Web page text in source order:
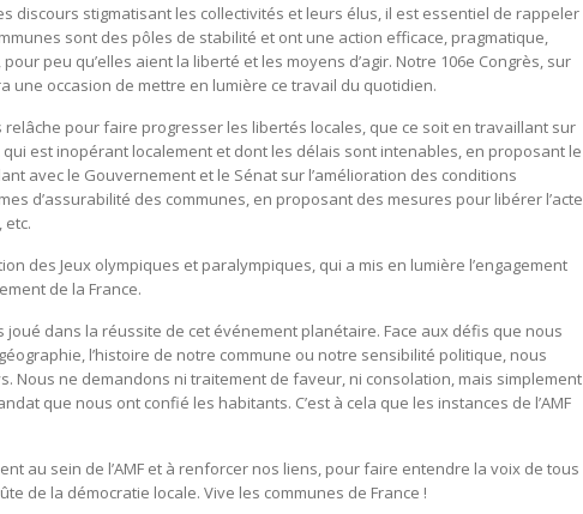
discours stigmatisant les collectivités et leurs élus, il est essentiel de rappeler
sont des pôles de stabilité et ont une action efficace, pragmatique,
peu qu’elles aient la liberté et les moyens d’agir. Notre 106e Congrès, sur
une occasion de mettre en lumière ce travail du quotidien.
relâche pour faire progresser les libertés locales, que ce soit en travaillant sur
est inopérant localement et dont les délais sont intenables, en proposant le
avec le Gouvernement et le Sénat sur l’amélioration des conditions
d’assurabilité des communes, en proposant des mesures pour libérer l’acte
des Jeux olympiques et paralympiques, qui a mis en lumière l’engagement
de la France.
dans la réussite de cet événement planétaire. Face aux défis que nous
l’histoire de notre commune ou notre sensibilité politique, nous
Nous ne demandons ni traitement de faveur, ni consolation, mais simplement
que nous ont confié les habitants. C’est à cela que les instances de l’AMF
au sein de l’AMF et à renforcer nos liens, pour faire entendre la voix de tous
de la démocratie locale. Vive les communes de France !